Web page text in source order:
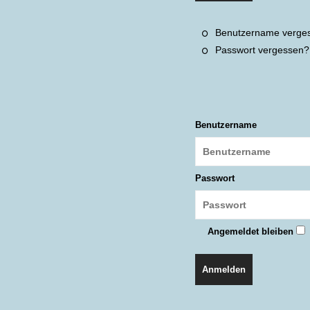
Benutzername
Passwort vergessen?
Benutzername
Passwort
Angemeldet bleiben
Anmelden